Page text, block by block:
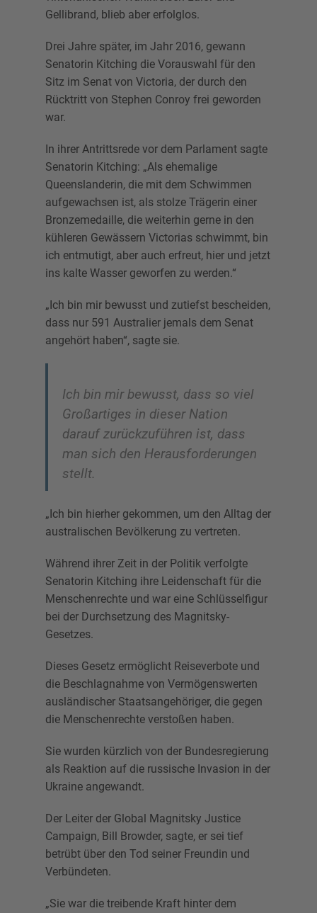
Gellibrand, blieb aber erfolglos.
Drei Jahre später, im Jahr 2016, gewann
Senatorin Kitching die Vorauswahl für den
Sitz im Senat von Victoria, der durch den
Rücktritt von Stephen Conroy frei geworden
war.
In ihrer Antrittsrede vor dem Parlament sagte
Senatorin Kitching: „Als ehemalige
Queenslanderin, die mit dem Schwimmen
aufgewachsen ist, als stolze Trägerin einer
Bronzemedaille, die weiterhin gerne in den
kühleren Gewässern Victorias schwimmt, bin
ich entmutigt, aber auch erfreut, hier und jetzt
ins kalte Wasser geworfen zu werden.“
„Ich bin mir bewusst und zutiefst bescheiden,
dass nur 591 Australier jemals dem Senat
angehört haben“, sagte sie.
Ich bin mir bewusst, dass so viel
Großartiges in dieser Nation
darauf zurückzuführen ist, dass
man sich den Herausforderungen
stellt.
„Ich bin hierher gekommen, um den Alltag der
australischen Bevölkerung zu vertreten.
Während ihrer Zeit in der Politik verfolgte
Senatorin Kitching ihre Leidenschaft für die
Menschenrechte und war eine Schlüsselfigur
bei der Durchsetzung des Magnitsky-
Gesetzes.
Dieses Gesetz ermöglicht Reiseverbote und
die Beschlagnahme von Vermögenswerten
ausländischer Staatsangehöriger, die gegen
die Menschenrechte verstoßen haben.
Sie wurden kürzlich von der Bundesregierung
als Reaktion auf die russische Invasion in der
Ukraine angewandt.
Der Leiter der Global Magnitsky Justice
Campaign, Bill Browder, sagte, er sei tief
betrübt über den Tod seiner Freundin und
Verbündeten.
„Sie war die treibende Kraft hinter dem